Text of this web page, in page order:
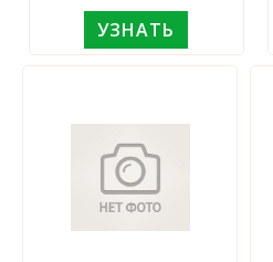
УЗНАТЬ